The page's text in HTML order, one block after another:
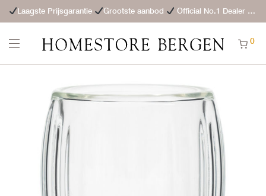
Laagste Prijsgarantie Grootste aanbod Official No.1 Dealer
0